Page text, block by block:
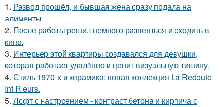
1. Развод прошёл, и бывшая жена сразу подала на
алименты.
2. После работы решил немного развеяться и сходить в
кино.
3. Интерьер этой квартиры создавался для девушки,
которая работает удалённо и ценит визуальную тишину.
4. Стиль 1970-х и керамика: новая коллекция La Redoute
Int Rieurs.
5. Лофт с настроением - контраст бетона и кирпича с